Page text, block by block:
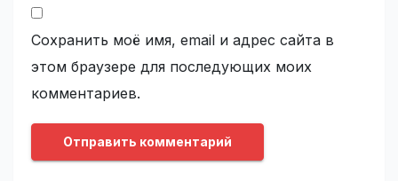
Сохранить моё имя, email и адрес сайта в
этом браузере для последующих моих
комментариев.